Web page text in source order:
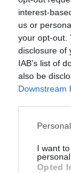
interest-
us or
your opt-out.
disclosure of
IAB’s list of
also be
Downstream
Please note
not limited
grant or
I want
personal
Opted
Η
κρίσιμη
δεν έχει
την
στον
Έτσι, οι
τις